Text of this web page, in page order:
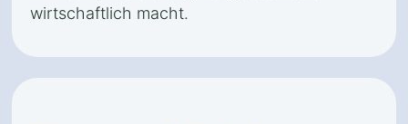
wirtschaftlich macht.